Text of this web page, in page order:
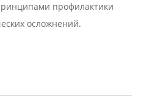
профилактики
осложнений.